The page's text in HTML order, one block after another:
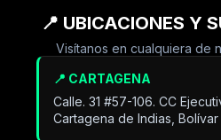
📍 UBICACIONES Y
Visítanos en cualquiera de
📍 CARTAGENA
Calle. 31 #57-106. CC
Cartagena de Indias, Bolívar